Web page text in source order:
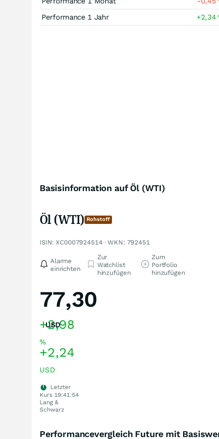
Performance 1 Jahr
+2,34
Basisinformation auf Öl (WTI)
Öl (WTI) Rohstoff
ISIN: XC0007924514 · WKN: 792451
Alarme
einrichten
Zur
Watchlist
hinzufügen
Zum
Portfolio
hinzufügen
77,30
USD
+2,98
%
+2,24
USD
Letzter
Kurs 19:41:54
Lang &
Schwarz
Performancevergleich Future mit